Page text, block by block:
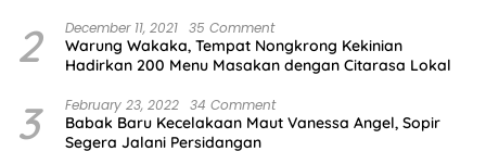
2 December 11, 2021 35 Comment
Warung Wakaka, Tempat Nongkrong Kekinian
Hadirkan 200 Menu Masakan dengan Citarasa Lokal
3 February 23, 2022 34 Comment
Babak Baru Kecelakaan Maut Vanessa Angel, Sopir
Segera Jalani Persidangan